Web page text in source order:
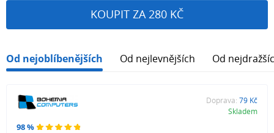
KOUPIT ZA 280 KČ
Od nejoblíbenějších Od nejlevnějších Od
98 %
Doprava: 79 Kč
Skladem